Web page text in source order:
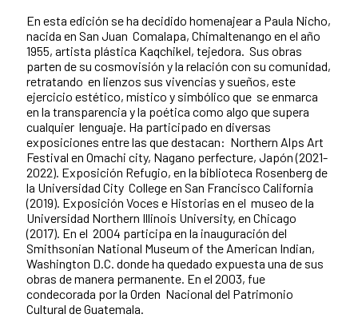
En esta edición se ha decidido homenajear a Paula Nicho,
nacida en San Juan Comalapa, Chimaltenango en el año
1955, artista plástica Kaqchikel, tejedora. Sus obras
parten de su cosmovisión y la relación con su comunidad,
retratando en lienzos sus vivencias y sueños, este
ejercicio estético, místico y simbólico que se enmarca
en la transparencia y la poética como algo que supera
cualquier lenguaje. Ha participado en diversas
exposiciones entre las que destacan: Northern Alps Art
Festival en Omachi city, Nagano perfecture, Japón (2021-
2022). Exposición Refugio, en la biblioteca Rosenberg de
la Universidad City College en San Francisco California
(2019). Exposición Voces e Historias en el museo de la
Universidad Northern Illinois University, en Chicago
(2017). En el 2004 participa en la inauguración del
Smithsonian National Museum of the American Indian,
Washington D.C. donde ha quedado expuesta una de sus
obras de manera permanente. En el 2003, fue
condecorada por la Orden Nacional del Patrimonio
Cultural de Guatemala.